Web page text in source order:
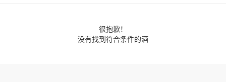
很抱歉！
没有找到符合条件的酒